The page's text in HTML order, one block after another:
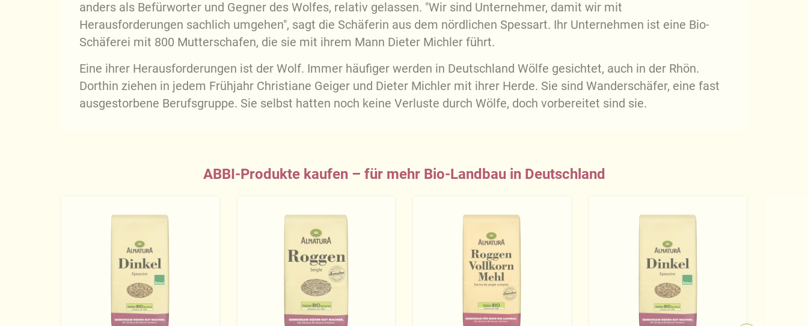
anders als Befürworter und Gegner des Wolfes, relativ gelassen. "Wir sind Unternehmer, damit wir mit
Herausforderungen sachlich umgehen", sagt die Schäferin aus dem nördlichen Spessart. Ihr Unternehmen ist eine Bio-
Schäferei mit 800 Mutterschafen, die sie mit ihrem Mann Dieter Michler führt.
Eine ihrer Herausforderungen ist der Wolf. Immer häufiger werden in Deutschland Wölfe gesichtet, auch in der Rhön.
Dorthin ziehen in jedem Frühjahr Christiane Geiger und Dieter Michler mit ihrer Herde. Sie sind Wanderschäfer, eine fast
ausgestorbene Berufsgruppe. Sie selbst hatten noch keine Verluste durch Wölfe, doch vorbereitet sind sie.
ABBI-Produkte kaufen – für mehr Bio-Landbau in Deutschland